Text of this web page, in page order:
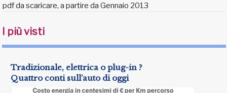
pdf da scaricare, a partire da Gennaio 2013
I più visti
Tradizionale, elettrica o plug-in ?
Quattro conti sull’auto di oggi